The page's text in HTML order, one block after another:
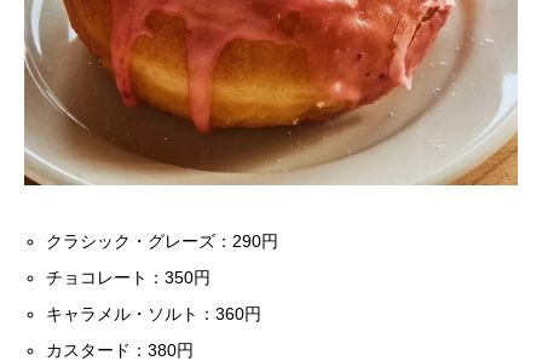
クラシック・グレーズ：290円
チョコレート：350円
キャラメル・ソルト：360円
カスタード：380円